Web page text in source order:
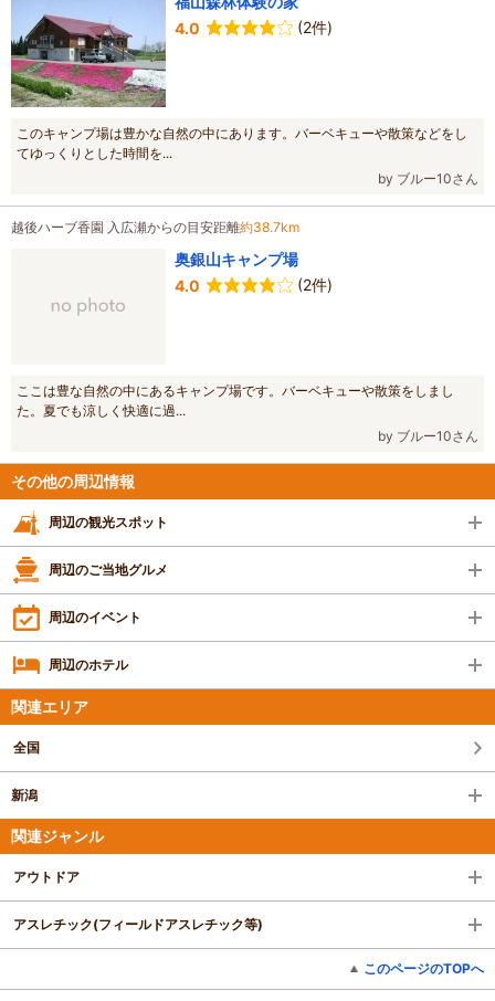
4.0
(2件)
このキャンプ場は豊かな自然の中にあります。バーベキューや散策などをし
てゆっくりとした時間を...
by ブルー10さん
越後ハーブ香園 入広瀬からの目安距離約38.7km
奥銀山キャンプ場
4.0
(2件)
ここは豊な自然の中にあるキャンプ場です。バーベキューや散策をしまし
た。夏でも涼しく快適に過...
by ブルー10さん
その他の周辺情報
周辺の観光スポット
周辺のご当地グルメ
周辺のイベント
周辺のホテル
関連エリア
全国
新潟
関連ジャンル
アウトドア
アスレチック(フィールドアスレチック等)
このページのTOPへ